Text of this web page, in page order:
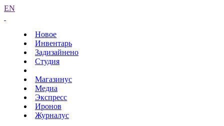
EN
Новое
Инвентарь
Задизайнено
Студия
Магазинус
Медиа
Экспресс
Иронов
Журналус